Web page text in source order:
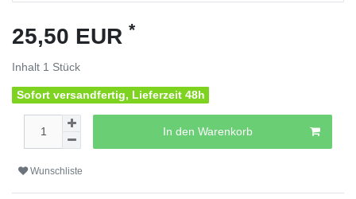
25,50 EUR *
Inhalt 1 Stück
Sofort versandfertig, Lieferzeit 48h
In den Warenkorb
Wunschliste